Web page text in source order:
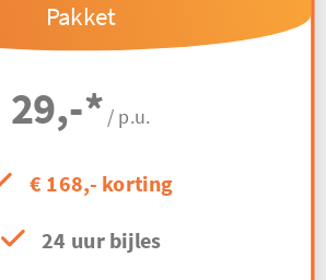
Pakket
29,-* / p.u.
€ 168,- korting
24 uur bijles